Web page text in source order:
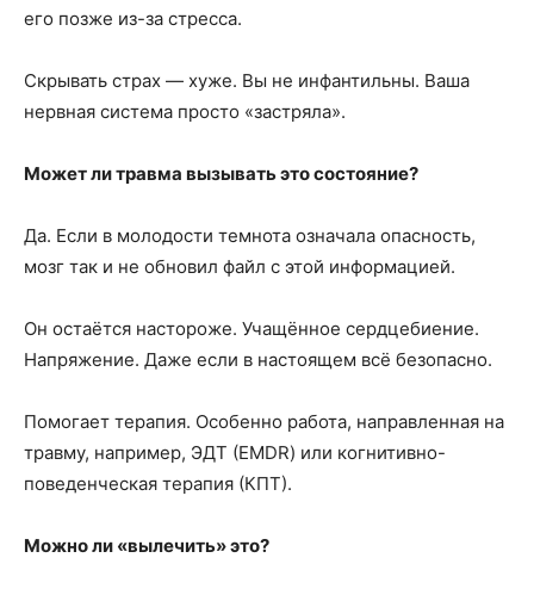
его позже из-за стресса.
Скрывать страх — хуже. Вы не инфантильны. Ваша
нервная система просто «застряла».
Может ли травма вызывать это состояние?
Да. Если в молодости темнота означала опасность,
мозг так и не обновил файл с этой информацией.
Он остаётся настороже. Учащённое сердцебиение.
Напряжение. Даже если в настоящем всё безопасно.
Помогает терапия. Особенно работа, направленная на
травму, например, ЭДТ (EMDR) или когнитивно-
поведенческая терапия (КПТ).
Можно ли «вылечить» это?